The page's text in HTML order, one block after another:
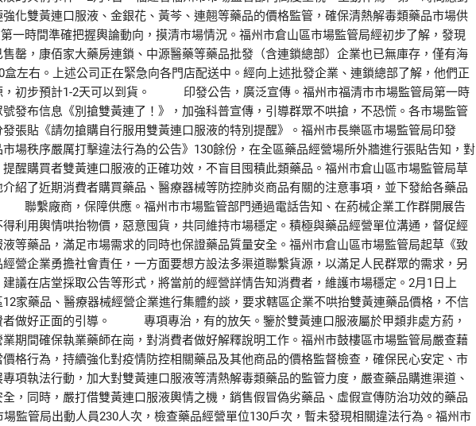
化雙黃連口服液、金銀花、黃芩、連翹等藥品的價格監管，確保清熱解毒類藥品市場供
間準確把握輿論動向，摸清市場情況。福州市倉山區市場監管局經初步了解，發現
罄，康佰家大藥房連鎖、中源醫藥等藥品批發（含連鎖總部）企業也已無庫存，僅有海
左右。上述公司正在緊急向各門店配送中。經向上述批發企業、連鎖總部了解，他們正
，初步預計1-2天可以到貨。 印發公告，廣泛宣傳。福州市福清市市場監管局第一時
發布信息《別搶雙黃連了！》，加強科普宣傳，引導群眾不哄搶，不恐慌。各市場監管
張貼《請勿搶購自行服用雙黃連口服液的特別提醒》。福州市長樂區市場監管局印發
市場秩序嚴厲打擊違法行為的公告》130餘份，在全區藥品經營場所外牆進行張貼告知，對
醒購買者雙黃連口服液的正確功效，不盲目囤積此類藥品。福州市倉山區市場監管局草
紹了近期消費者購買藥品、醫療器械等防控肺炎商品有關的注意事項，並下發給各藥品
繫廠商，保障供應。福州市市場監管部門通過電話告知、在葯械企業工作群開展告
利用輿情哄抬物價，惡意囤貨，共同維持市場穩定。積極與藥品經營單位溝通，督促經
等藥品，滿足市場需求的同時也保證藥品質量安全。福州市倉山區市場監管局起草《致
營企業勇擔社會責任，一方面要想方設法多渠道聯繫貨源，以滿足人民群眾的需求，另
議在店堂採取公告等形式，將當前的經營詳情告知消費者，維護市場穩定。2月1日上
家藥品、醫療器械經營企業進行集體約談，要求轄區企業不哄抬雙黃連藥品價格，不信
者做好正面的引導。 專項專治，有的放矢。鑒於雙黃連口服液屬於甲類非處方葯，
期間確保執業藥師在崗，對消費者做好解釋說明工作。福州市鼓樓區市場監管局嚴查藉
格行為，持續強化對疫情防控相關藥品及其他商品的價格監督檢查，確保民心安定、市
項執法行動，加大對雙黃連口服液等清熱解毒類藥品的監管力度，嚴查藥品購進渠道、
，同時，嚴打借雙黃連口服液輿情之機，銷售假冒偽劣藥品、虛假宣傳防治功效的藥品
監管局出動人員230人次，檢查藥品經營單位130戶次，暫未發現相關違法行為。福州市